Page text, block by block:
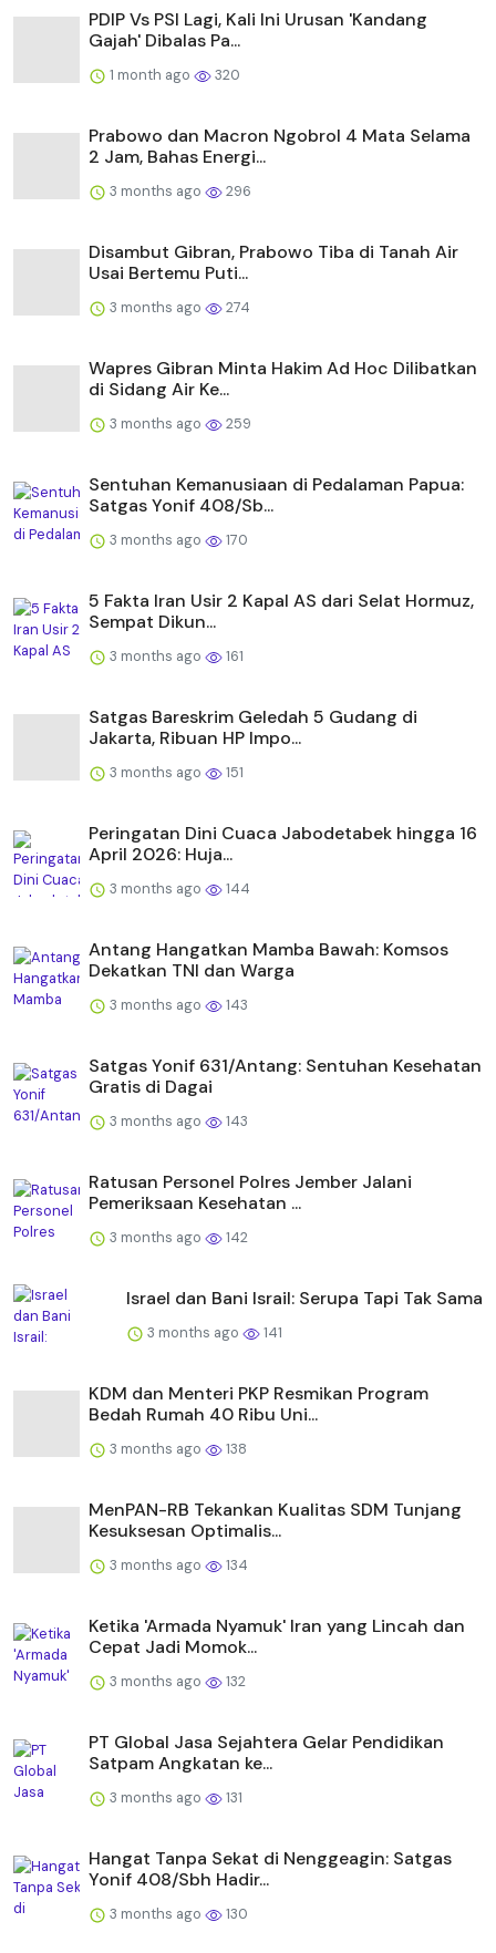
PDIP Vs PSI Lagi, Kali Ini Urusan 'Kandang
Gajah' Dibalas Pa...
1 month ago 320
Prabowo dan Macron Ngobrol 4 Mata Selama
2 Jam, Bahas Energi...
3 months ago 296
Disambut Gibran, Prabowo Tiba di Tanah Air
Usai Bertemu Puti...
3 months ago 274
Wapres Gibran Minta Hakim Ad Hoc Dilibatkan
di Sidang Air Ke...
3 months ago 259
Sentuhan Kemanusiaan di Pedalaman Papua:
Satgas Yonif 408/Sb...
3 months ago 170
5 Fakta Iran Usir 2 Kapal AS dari Selat Hormuz,
Sempat Dikun...
3 months ago 161
Satgas Bareskrim Geledah 5 Gudang di
Jakarta, Ribuan HP Impo...
3 months ago 151
Peringatan Dini Cuaca Jabodetabek hingga 16
April 2026: Huja...
3 months ago 144
Antang Hangatkan Mamba Bawah: Komsos
Dekatkan TNI dan Warga
3 months ago 143
Satgas Yonif 631/Antang: Sentuhan Kesehatan
Gratis di Dagai
3 months ago 143
Ratusan Personel Polres Jember Jalani
Pemeriksaan Kesehatan ...
3 months ago 142
Israel dan Bani Israil: Serupa Tapi Tak Sama
3 months ago 141
KDM dan Menteri PKP Resmikan Program
Bedah Rumah 40 Ribu Uni...
3 months ago 138
MenPAN-RB Tekankan Kualitas SDM Tunjang
Kesuksesan Optimalis...
3 months ago 134
Ketika 'Armada Nyamuk' Iran yang Lincah dan
Cepat Jadi Momok...
3 months ago 132
PT Global Jasa Sejahtera Gelar Pendidikan
Satpam Angkatan ke...
3 months ago 131
Hangat Tanpa Sekat di Nenggeagin: Satgas
Yonif 408/Sbh Hadir...
3 months ago 130